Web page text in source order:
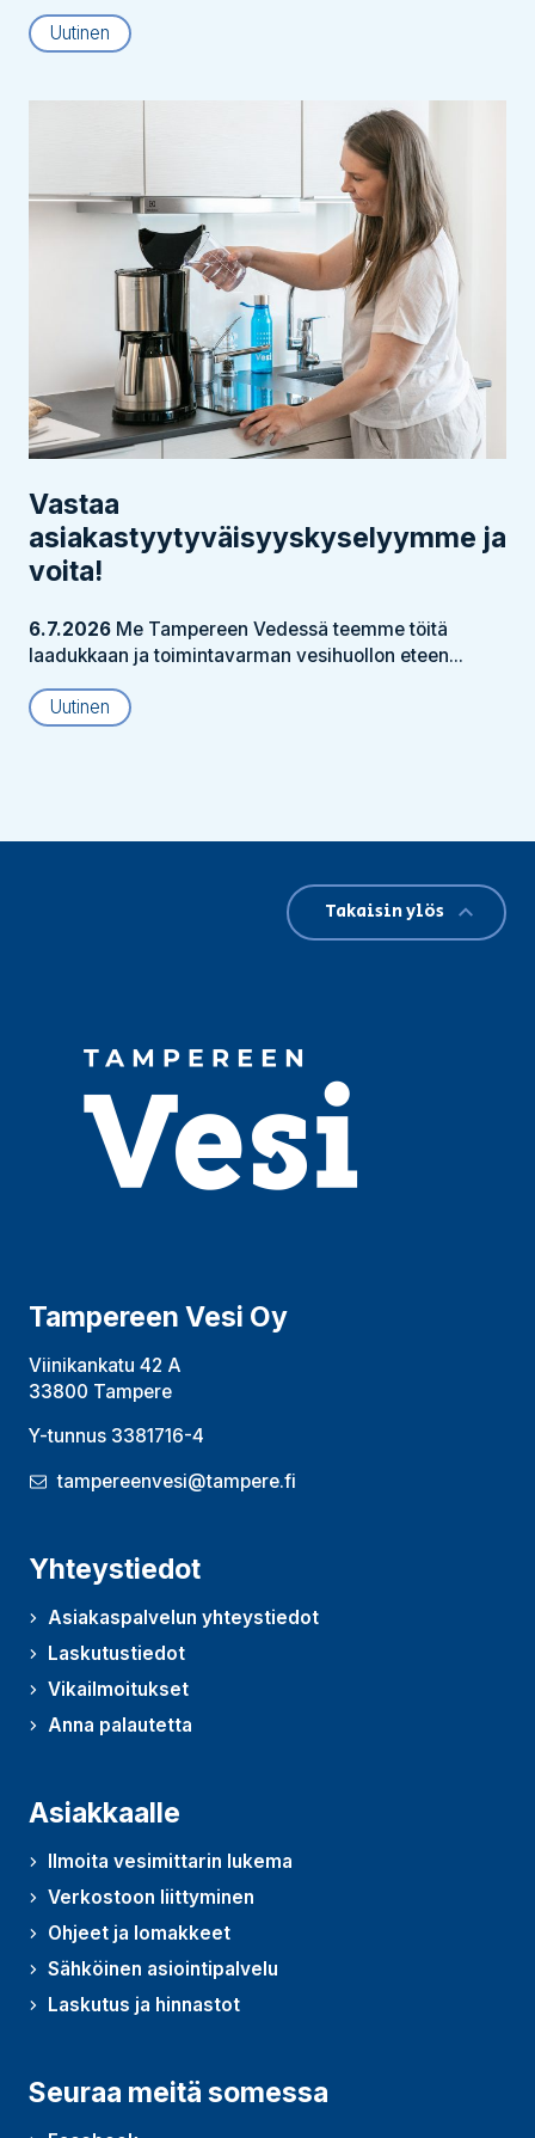
Uutinen
Vastaa
asiakastyytyväisyyskyselyymme ja
voita!
6.7.2026 Me Tampereen Vedessä teemme töitä
laadukkaan ja toimintavarman vesihuollon eteen...
Uutinen
Tampereen Vesi Oy
Viinikankatu 42 A
33800 Tampere
Y-tunnus 3381716-4
tampereenvesi@tampere.fi
Yhteystiedot
Asiakaspalvelun yhteystiedot
Laskutustiedot
Vikailmoitukset
Anna palautetta
(Avautuu uudessa ikkunassa)
Asiakkaalle
Ilmoita vesimittarin lukema
Verkostoon liittyminen
Ohjeet ja lomakkeet
Sähköinen asiointipalvelu
Laskutus ja hinnastot
Seuraa meitä somessa
Takaisin ylös